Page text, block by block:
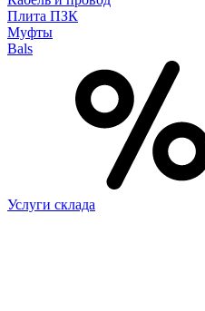
Плита ПЗК
Муфты
Bals
Услуги склада